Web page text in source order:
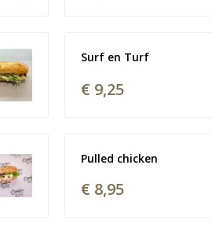
Surf en Turf
€ 9,25
Pulled chicken
€ 8,95